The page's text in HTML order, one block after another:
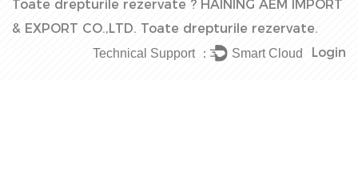
Toate drepturile rezervate ? HAINING AEM IMPORT
& EXPORT CO.,LTD. Toate drepturile rezervate.
Login
Technical Support ： Smart Cloud